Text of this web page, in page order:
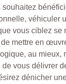
souhaitez
véhiculer
vous ciblez se
de mettre en
au mieux,
de vous délivrer
dénicher